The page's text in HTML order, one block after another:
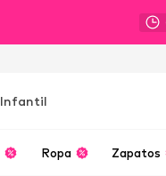
Infantil
Ropa Zapatos